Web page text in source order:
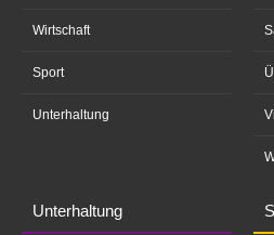
Wirtschaft
Sport
Unterhaltung
Unterhaltung